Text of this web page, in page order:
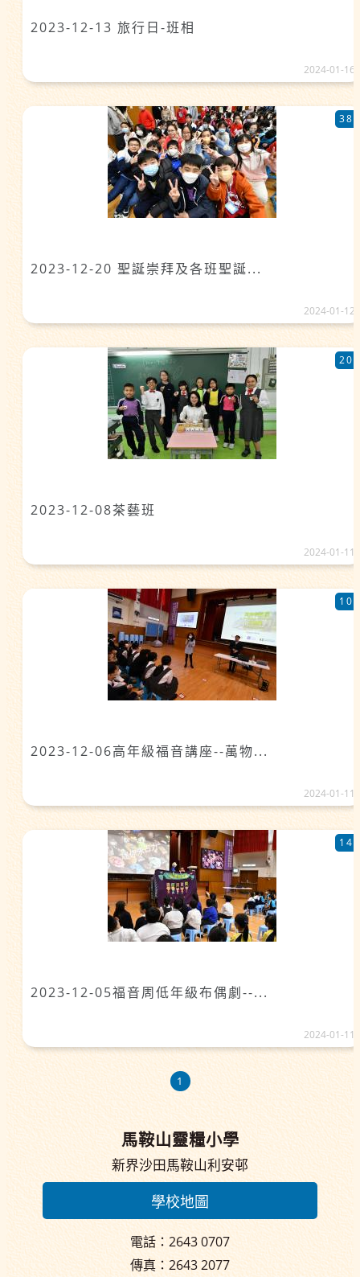
2023-12-13 旅行日-班相
2024-01-16
2023-12-20 聖誕崇拜及各班聖誕...
38
2024-01-12
2023-12-08茶藝班
20
2024-01-11
2023-12-06高年級福音講座--萬物...
10
2024-01-11
2023-12-05福音周低年級布偶劇--...
14
2024-01-11
1
馬鞍山靈糧小學
新界沙田馬鞍山利安邨
學校地圖
電話：2643 0707
傳真：2643 2077